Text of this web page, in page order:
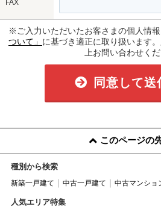
FAX
※ご入力いただいたお客さまの個人情報
ついて」 に基づき適正に取り扱います
上お問い合わせくだ
同意して送
このページの
種別から検索
新築一戸建て 中古一戸建て 中古マンショ
人気エリア特集